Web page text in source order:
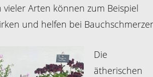
Arten können zum Beispiel
und helfen bei
Die
ätherischen